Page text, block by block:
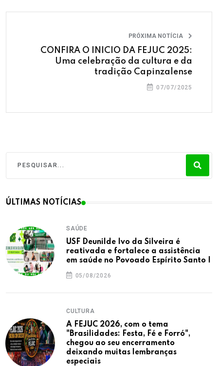
PRÓXIMA NOTÍCIA
CONFIRA O INICIO DA FEJUC 2025:
Uma celebração da cultura e da
tradição Capinzalense
07/07/2025
ÚLTIMAS NOTÍCIAS
SAÚDE
USF Deunilde Ivo da Silveira é
reativada e fortalece a assistência
em saúde no Povoado Espírito Santo I
05/08/2026
CULTURA
A FEJUC 2026, com o tema
"Brasilidades: Festa, Fé e Forró",
chegou ao seu encerramento
deixando muitas lembranças
especiais